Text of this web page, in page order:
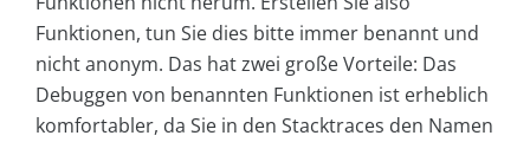
Funktionen, tun Sie dies bitte immer benannt und
nicht anonym. Das hat zwei große Vorteile: Das
Debuggen von benannten Funktionen ist erheblich
komfortabler, da Sie in den Stacktraces den Namen